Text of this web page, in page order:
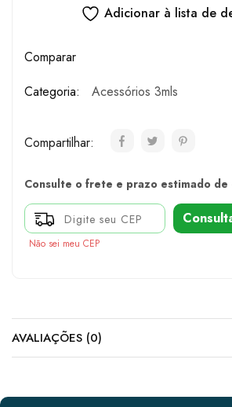
Adicionar à lista de
Comparar
Categoria:
Acessórios 3mls
Compartilhar:
Consulte o frete e prazo estimado de
Não sei meu CEP
AVALIAÇÕES (0)